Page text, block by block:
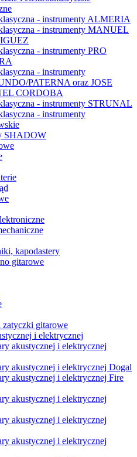
- instrumenty ALMERIA
- instrumenty MANUEL
- instrumenty PRO
- instrumenty
PATERNA oraz JOSE
CORDOBA
- instrumenty STRUNAL
- instrumenty
SHADOW
kapodastery
gitarowe
gitarowe
i elektrycznej
akustycznej i elektrycznej
akustycznej i elektrycznej Dogal
akustycznej i elektrycznej Fire
akustycznej i elektrycznej
akustycznej i elektrycznej
akustycznej i elektrycznej